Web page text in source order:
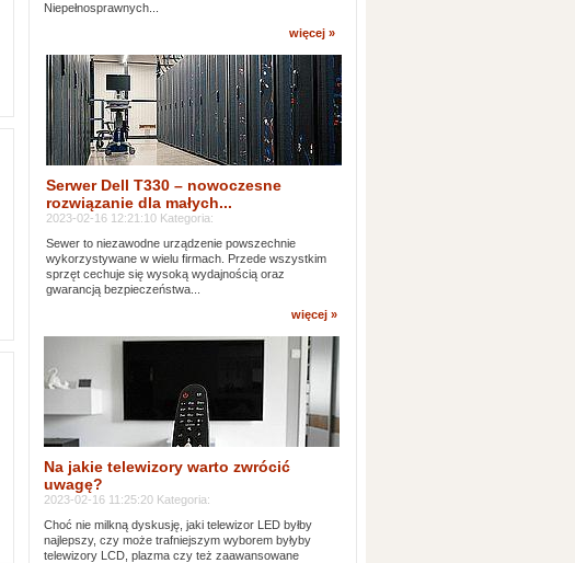
Niepełnosprawnych...
więcej »
Serwer Dell T330 – nowoczesne
rozwiązanie dla małych...
2023-02-16 12:21:10 Kategoria:
Sewer to niezawodne urządzenie powszechnie
wykorzystywane w wielu firmach. Przede wszystkim
sprzęt cechuje się wysoką wydajnością oraz
gwarancją bezpieczeństwa...
więcej »
Na jakie telewizory warto zwrócić
uwagę?
2023-02-16 11:25:20 Kategoria:
Choć nie milkną dyskusję, jaki telewizor LED byłby
najlepszy, czy może trafniejszym wyborem byłyby
telewizory LCD, plazma czy też zaawansowane